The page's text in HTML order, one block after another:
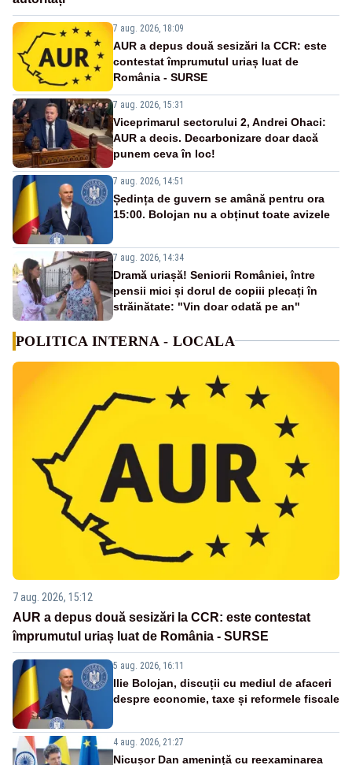
7 aug. 2026, 18:09
AUR a depus două sesizări la CCR: este
contestat împrumutul uriaș luat de
România - SURSE
7 aug. 2026, 15:31
Viceprimarul sectorului 2, Andrei Ohaci:
AUR a decis. Decarbonizare doar dacă
punem ceva în loc!
7 aug. 2026, 14:51
Ședința de guvern se amână pentru ora
15:00. Bolojan nu a obținut toate avizele
7 aug. 2026, 14:34
Dramă uriașă! Seniorii României, între
pensii mici și dorul de copiii plecați în
străinătate: "Vin doar odată pe an"
POLITICA INTERNA - LOCALA
7 aug. 2026, 15:12
AUR a depus două sesizări la CCR: este contestat
împrumutul uriaș luat de România - SURSE
5 aug. 2026, 16:11
Ilie Bolojan, discuții cu mediul de afaceri
despre economie, taxe și reformele fiscale
4 aug. 2026, 21:27
Nicușor Dan amenință cu reexaminarea